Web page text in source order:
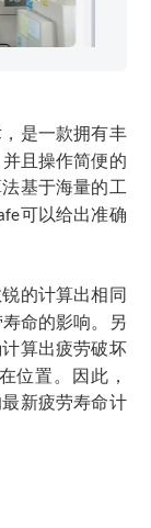
是一款拥有丰
且操作简便的
基于海量的工
可以给出准确
的计算出相同
命的影响。另
算出疲劳破坏
位置。因此，
新疲劳寿命计